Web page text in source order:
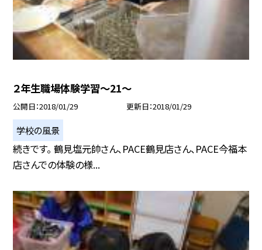
２年生職場体験学習〜21〜
公開日 2018/01/29 更新日 2018/01/29
学校の風景
続きです。 鶴見塩元帥さん、PACE鶴見店さん、PACE今福本
店さんでの体験の様...